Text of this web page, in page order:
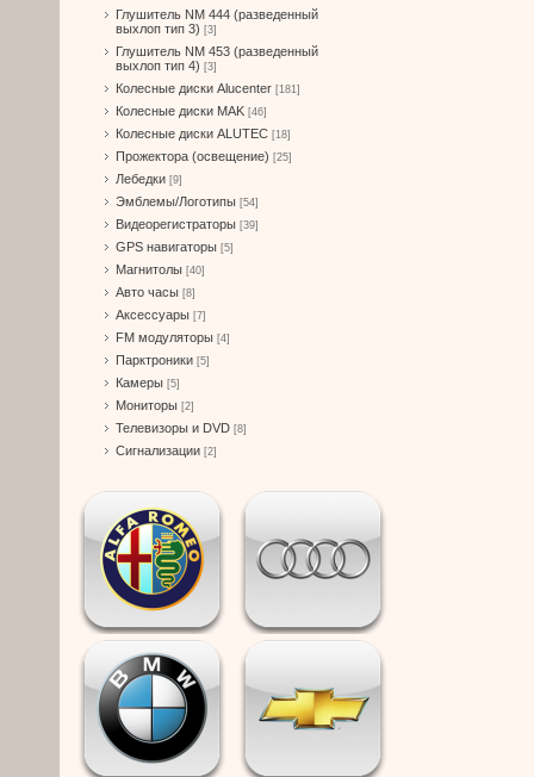
Глушитель NM 444 (разведенный
выхлоп тип 3) [3]
Глушитель NM 453 (разведенный
выхлоп тип 4) [3]
Колесные диски Alucenter [181]
Колесные диски MAK [46]
Колесные диски ALUTEC [18]
Прожектора (освещение) [25]
Лебедки [9]
Эмблемы/Логотипы [54]
Видеорегистраторы [39]
GPS навигаторы [5]
Магнитолы [40]
Авто часы [8]
Аксессуары [7]
FM модуляторы [4]
Парктроники [5]
Камеры [5]
Мониторы [2]
Телевизоры и DVD [8]
Сигнализации [2]